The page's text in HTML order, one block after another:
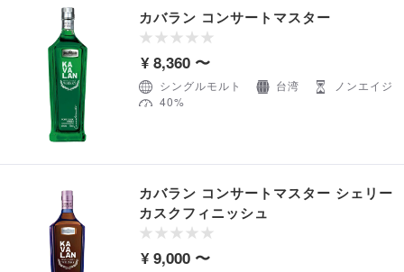
カバラン コンサートマスター
¥ 8,360 〜
シングルモルト 台湾
ノンエイジ
40%
カバラン コンサートマスター シェリー
カスクフィニッシュ
¥ 9,000 〜